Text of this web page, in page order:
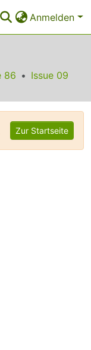
Anmelden
86
Issue 09
Zur Startseite